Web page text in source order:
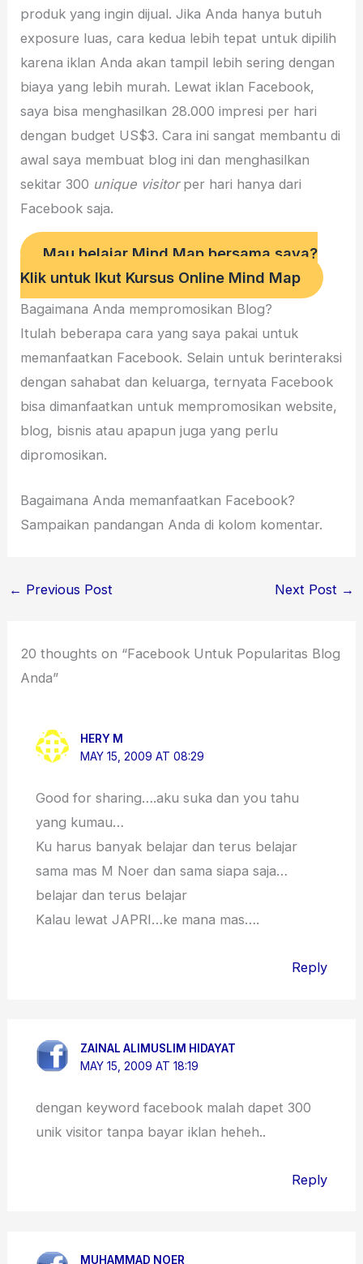
produk yang ingin dijual. Jika Anda hanya butuh
exposure luas, cara kedua lebih tepat untuk dipilih
karena iklan Anda akan tampil lebih sering dengan
biaya yang lebih murah. Lewat iklan Facebook,
saya bisa menghasilkan 28.000 impresi per hari
dengan budget US$3. Cara ini sangat membantu di
awal saya membuat blog ini dan menghasilkan
sekitar 300 unique visitorper hari hanya dari
Facebook saja.
Mau belajar Mind Map bersama saya?
Klik untuk Ikut Kursus Online Mind Map
Bagaimana Anda mempromosikan Blog?
Itulah beberapa cara yang saya pakai untuk
memanfaatkan Facebook. Selain untuk berinteraksi
dengan sahabat dan keluarga, ternyata Facebook
bisa dimanfaatkan untuk mempromosikan website,
blog, bisnis atau apapun juga yang perlu
dipromosikan.
Bagaimana Anda memanfaatkan Facebook?
Sampaikan pandangan Anda di kolom komentar.
← Previous Post Next Post →
20 thoughts on “Facebook Untuk Popularitas Blog
Anda”
HERY M
MAY 15, 2009 AT 08:29
Good for sharing….aku suka dan you tahu
yang kumau…
Ku harus banyak belajar dan terus belajar
sama mas M Noer dan sama siapa saja…
belajar dan terus belajar
Kalau lewat JAPRI…ke mana mas….
Reply
ZAINAL ALIMUSLIM HIDAYAT
MAY 15, 2009 AT 18:19
dengan keyword facebook malah dapet 300
unik visitor tanpa bayar iklan heheh..
Reply
MUHAMMAD NOER